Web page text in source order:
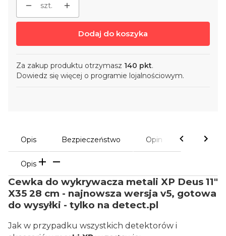
szt.
Dodaj do koszyka
Za zakup produktu otrzymasz 140 pkt.
Dowiedz się więcej o programie lojalnościowym.
Opis Bezpieczeństwo Opinie
Opis
Cewka do wykrywacza metali XP Deus 11"
X35 28 cm - najnowsza wersja v5, gotowa
do wysyłki - tylko na detect.pl
Jak w przypadku wszystkich detektorów i